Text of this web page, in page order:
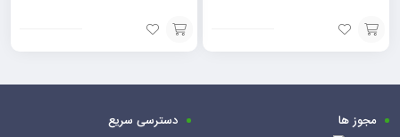
افزودن
به
افزودن
به
مجوز ها دسترسی سریع